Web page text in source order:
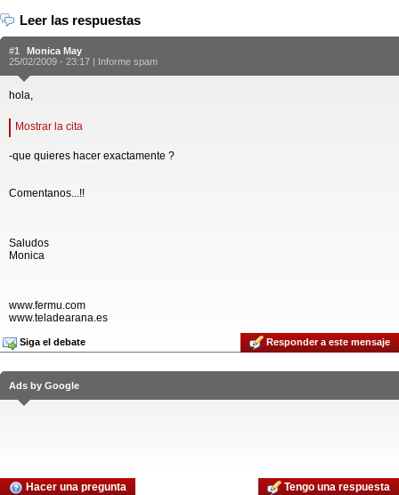
Leer las respuestas
#1
Monica May
25/02/2009 - 23:17 | Informe spam
hola,
Mostrar la cita
-que quieres hacer exactamente ?
Comentanos...!!
Saludos
Monica
www.fermu.com
www.teladearana.es
Siga el debate Responder a este mensaje
Ads by Google
Hacer una pregunta Tengo una respuesta